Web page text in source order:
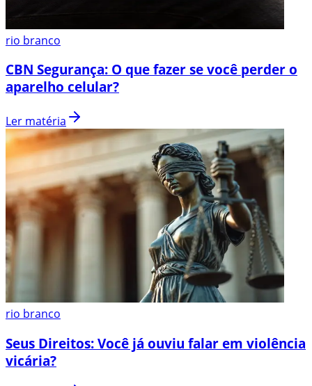
rio branco
CBN Segurança: O que fazer se você perder o
aparelho celular?
Ler matéria
rio branco
Seus Direitos: Você já ouviu falar em violência
vicária?